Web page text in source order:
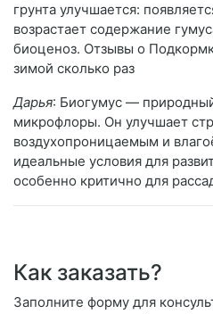
грунта улучшается:
возрастает содержание
биоценоз. Отзывы о
зимой сколько раз
Дарья: Биогумус —
микрофлоры. Он улучшает
воздухопроницаемым и
идеальные условия для
особенно критично для
Как заказать?
Заполните форму для